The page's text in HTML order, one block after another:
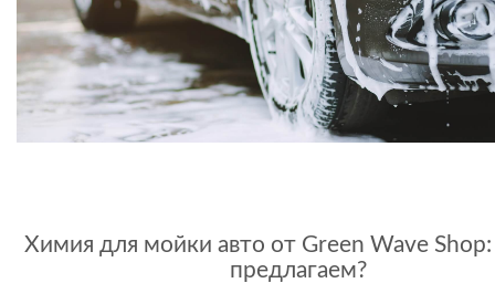
Химия для мойки авто от Green Wave
предлагаем?